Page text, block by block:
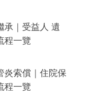
承｜受益人 遺
程一覽
炎索償｜住院保
程一覽